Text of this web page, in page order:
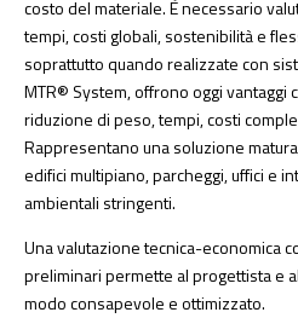
costo del materiale. È necessario
tempi, costi globali, sostenibilità e
soprattutto quando realizzate con
MTR® System, offrono oggi vantaggi
riduzione di peso, tempi, costi
Rappresentano una soluzione
edifici multipiano, parcheggi, uffici e
ambientali stringenti.
Una valutazione tecnica-economica
preliminari permette al progettista e
modo consapevole e ottimizzato.